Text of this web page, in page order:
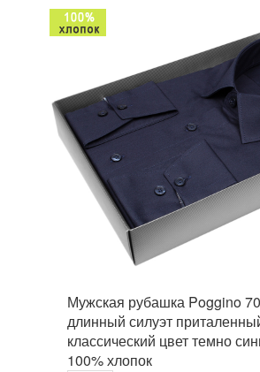
Мужская рубашка Poggino
длинный силуэт
классический цвет темно
100% хлопок